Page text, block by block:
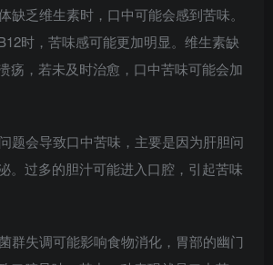
缺乏维生素时，口中可能会感到苦味。
时，苦味感可能更加明显。维生素缺
疡，若未及时治愈，口中苦味可能会加
题会导致口中苦味，主要是因为肝胆问
。过多的胆汁可能进入口腔，引起苦味
群失调可能影响食物消化，胃部的幽门